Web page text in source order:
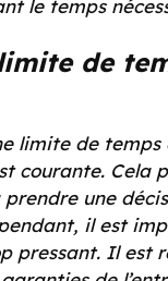
le temps
de
limite de
courante. Cela
une
il est
pressant. Il est